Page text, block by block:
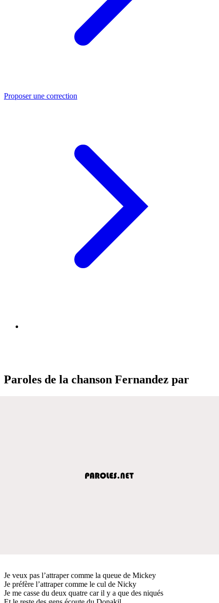
Proposer une correction
Paroles de la chanson Fernandez par
Je veux pas l’attraper comme la queue de Mickey
Je préfère l’attraper comme le cul de Nicky
Je me casse du deux quatre car il y a que des niqués